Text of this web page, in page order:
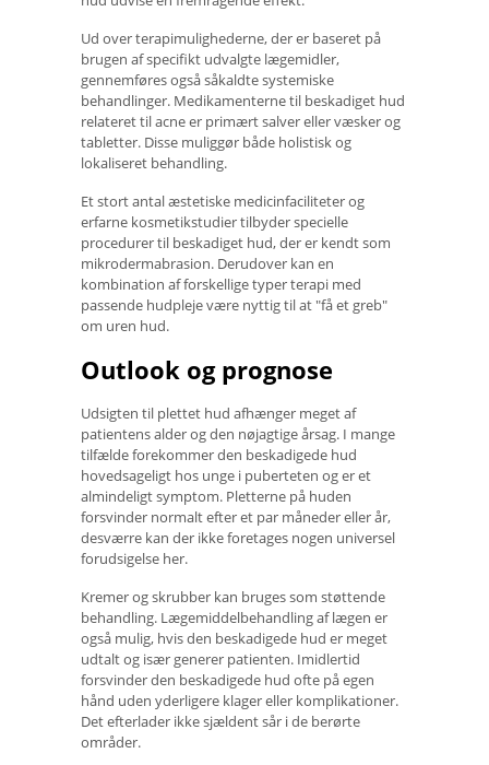
Ud over terapimulighederne, der er baseret på
brugen af ​​specifikt udvalgte lægemidler,
gennemføres også såkaldte systemiske
behandlinger. Medikamenterne til beskadiget hud
relateret til acne er primært salver eller væsker og
tabletter. Disse muliggør både holistisk og
lokaliseret behandling.
Et stort antal æstetiske medicinfaciliteter og
erfarne kosmetikstudier tilbyder specielle
procedurer til beskadiget hud, der er kendt som
mikrodermabrasion. Derudover kan en
kombination af forskellige typer terapi med
passende hudpleje være nyttig til at "få et greb"
om uren hud.
Outlook og prognose
Udsigten til plettet hud afhænger meget af
patientens alder og den nøjagtige årsag. I mange
tilfælde forekommer den beskadigede hud
hovedsageligt hos unge i puberteten og er et
almindeligt symptom. Pletterne på huden
forsvinder normalt efter et par måneder eller år,
desværre kan der ikke foretages nogen universel
forudsigelse her.
Kremer og skrubber kan bruges som støttende
behandling. Lægemiddelbehandling af lægen er
også mulig, hvis den beskadigede hud er meget
udtalt og især generer patienten. Imidlertid
forsvinder den beskadigede hud ofte på egen
hånd uden yderligere klager eller komplikationer.
Det efterlader ikke sjældent sår i de berørte
områder.